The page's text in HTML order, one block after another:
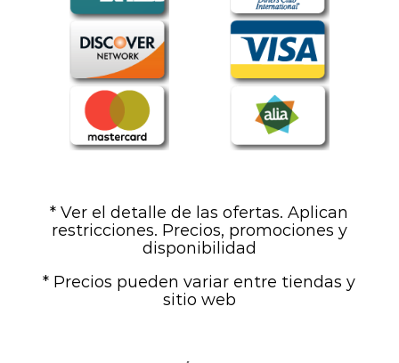
* Ver el detalle de las ofertas. Aplican
restricciones. Precios, promociones y
disponibilidad
* Precios pueden variar entre tiendas y
sitio web